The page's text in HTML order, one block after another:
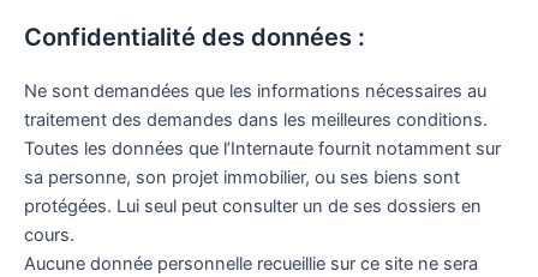
Confidentialité des données :
Ne sont demandées que les informations nécessaires au
traitement des demandes dans les meilleures conditions.
Toutes les données que l’Internaute fournit notamment sur
sa personne, son projet immobilier, ou ses biens sont
protégées. Lui seul peut consulter un de ses dossiers en
cours.
Aucune donnée personnelle recueillie sur ce site ne sera